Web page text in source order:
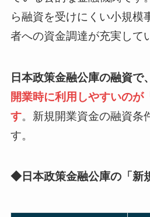
ら融資を受けにくい小規模
者への資金調達が充実して
日本政策金融公庫の融資で、
開業時に利用しやすいのが
す。新規開業資金の融資条
す。
◆日本政策金融公庫の「新